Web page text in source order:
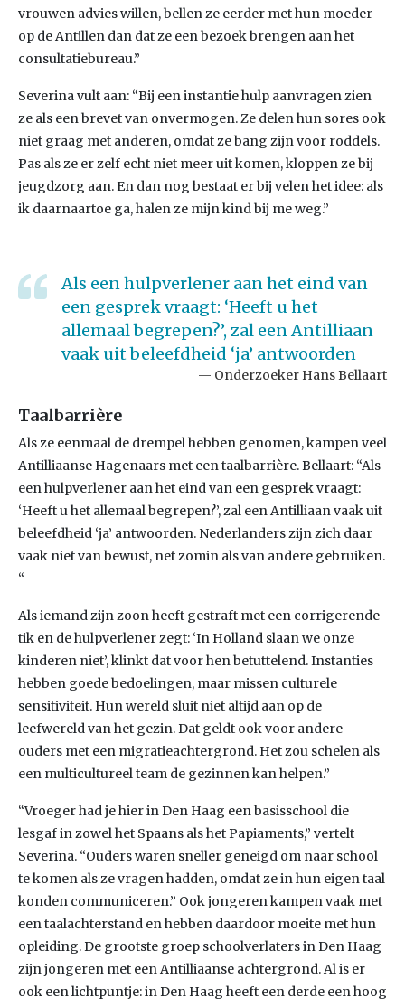
vrouwen advies willen, bellen ze eerder met hun moeder
op de Antillen dan dat ze een bezoek brengen aan het
consultatiebureau.”
Severina vult aan: “Bij een instantie hulp aanvragen zien
ze als een brevet van onvermogen. Ze delen hun sores ook
niet graag met anderen, omdat ze bang zijn voor roddels.
Pas als ze er zelf echt niet meer uit komen, kloppen ze bij
jeugdzorg aan. En dan nog bestaat er bij velen het idee: als
ik daarnaartoe ga, halen ze mijn kind bij me weg.”
Als een hulpverlener aan het eind van
een gesprek vraagt: ‘Heeft u het
allemaal begrepen?’, zal een Antilliaan
vaak uit beleefdheid ‘ja’ antwoorden
Onderzoeker Hans Bellaart
Taalbarrière
Als ze eenmaal de drempel hebben genomen, kampen veel
Antilliaanse Hagenaars met een taalbarrière. Bellaart: “Als
een hulpverlener aan het eind van een gesprek vraagt:
‘Heeft u het allemaal begrepen?’, zal een Antilliaan vaak uit
beleefdheid ‘ja’ antwoorden. Nederlanders zijn zich daar
vaak niet van bewust, net zomin als van andere gebruiken.
“
Als iemand zijn zoon heeft gestraft met een corrigerende
tik en de hulpverlener zegt: ‘In Holland slaan we onze
kinderen niet’, klinkt dat voor hen betuttelend. Instanties
hebben goede bedoelingen, maar missen culturele
sensitiviteit. Hun wereld sluit niet altijd aan op de
leefwereld van het gezin. Dat geldt ook voor andere
ouders met een migratieachtergrond. Het zou schelen als
een multicultureel team de gezinnen kan helpen.”
“Vroeger had je hier in Den Haag een basisschool die
lesgaf in zowel het Spaans als het Papiaments,” vertelt
Severina. “Ouders waren sneller geneigd om naar school
te komen als ze vragen hadden, omdat ze in hun eigen taal
konden communiceren.” Ook jongeren kampen vaak met
een taalachterstand en hebben daardoor moeite met hun
opleiding. De grootste groep schoolverlaters in Den Haag
zijn jongeren met een Antilliaanse achtergrond. Al is er
ook een lichtpuntje: in Den Haag heeft een derde een hoog